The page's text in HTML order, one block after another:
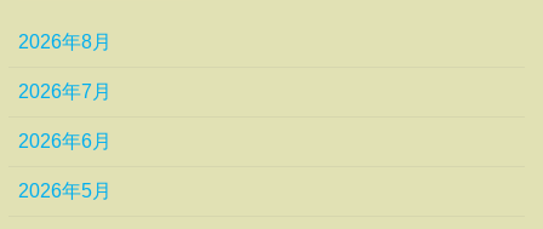
2026年8月
2026年7月
2026年6月
2026年5月